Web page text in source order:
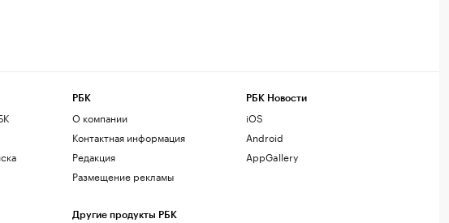
РБК
О компании
Контактная информация
Редакция
Размещение рекламы
Другие продукты РБК
РБК Новости
iOS
Android
AppGallery